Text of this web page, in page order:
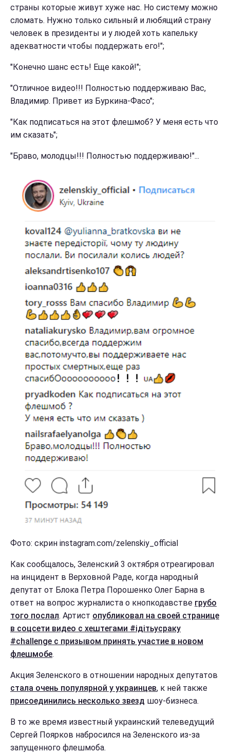
страны которые живут хуже нас. Но систему можно
сломать. Нужно только сильный и любящий страну
человек в президенты и у людей хоть капельку
адекватности чтобы поддержать его!";
"Конечно шанс есть! Еще какой!";
"Отличное видео!!! Полностью поддерживаю Вас,
Владимир. Привет из Буркина-Фасо";
"Как подписаться на этот флешмоб? У меня есть что
им сказать";
"Браво, молодцы!!! Полностью поддерживаю!"...
Фото: скрин instagram.com/zelenskiy_official
Как сообщалось, Зеленский 3 октября отреагировал
на инцидент в Верховной Раде, когда народный
депутат от Блока Петра Порошенко Олег Барна в
ответ на вопрос журналиста о кнопкодавстве грубо
того послал. Артист опубликовал на своей странице
в соцсети видео с хештегами #ідітьусраку
#challenge с призывом принять участие в новом
флешмобе.
Акция Зеленского в отношении народных депутатов
стала очень популярной у украинцев, к ней также
присоединились несколько звезд шоу-бизнеса.
В то же время известный украинский телеведущий
Сергей Поярков набросился на Зеленского из-за
запущенного флешмоба.